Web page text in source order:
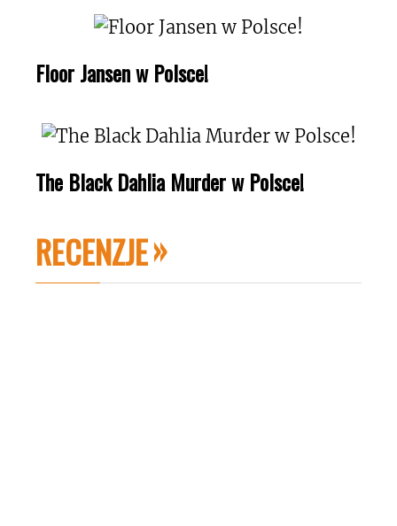
Floor Jansen w Polsce!
The Black Dahlia Murder w Polsce!
RECENZJE